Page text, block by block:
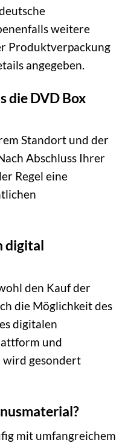
weitere
Produktverpackung
angegeben.
die DVD Box
Standort und der
Abschluss Ihrer
Regel eine
digital
den Kauf der
die Möglichkeit des
digitalen
und
wird gesondert
mit umfangreichem